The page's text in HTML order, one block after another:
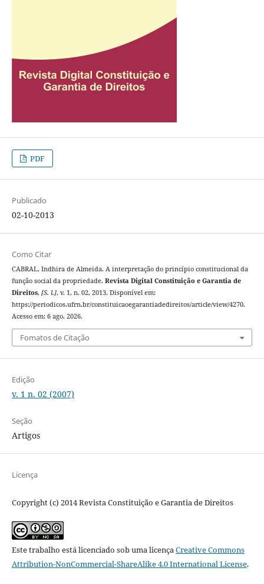
PDF
Publicado
02-10-2013
Como Citar
CABRAL, Indhira de Almeida. A interpretação do princípio constitucional da
função social da propriedade. Revista Digital Constituição e Garantia de
Direitos, [S. l.], v. 1, n. 02, 2013. Disponível em:
https://periodicos.ufrn.br/constituicaoegarantiadedireitos/article/view/4270.
Acesso em: 6 ago. 2026.
Fomatos de Citação
Edição
v. 1 n. 02 (2007)
Seção
Artigos
Licença
Copyright (c) 2014 Revista Constituição e Garantia de Direitos
Este trabalho está licenciado sob uma licençaCreative Commons
Attribution-NonCommercial-ShareAlike 4.0 International License.